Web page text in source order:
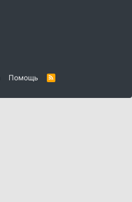
Помощь